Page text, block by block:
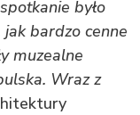
było
bardzo cenne
muzealne
Wraz z